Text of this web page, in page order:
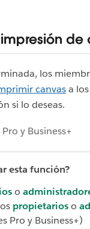
de
los
canvasa
si lo deseas.
y Business+
esta función?
o
propietarioso
Pro y Business+)